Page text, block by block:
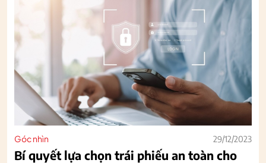
Góc nhìn 29/12/2023
Bí quyết lựa chọn trái phiếu an toàn cho